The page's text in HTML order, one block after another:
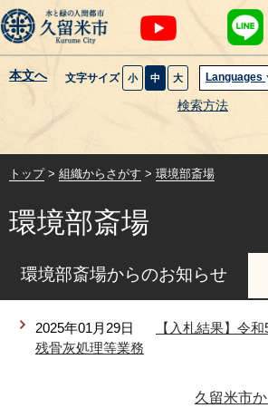
本文へ 文字サイズ 小 中 大 Languages
検索方法
暮らし・届出
健康・医療・福祉
観光魅力・イベント
創業・産業・ビジネス
計画・政策
組織から
トップ> 組織からさがす > 環境部斎場
環境部斎場
環境部斎場からのお知らせ
2025年01月29日
【入札結果】令
残骨灰処理等業務
久留米市